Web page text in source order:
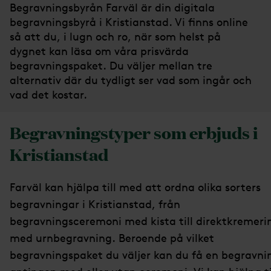
Begravningsbyrån Farväl är din digitala
begravningsbyrå i Kristianstad. Vi finns online
så att du, i lugn och ro, när som helst på
dygnet kan läsa om våra prisvärda
begravningspaket. Du väljer mellan tre
alternativ där du tydligt ser vad som ingår och
vad det kostar.
Begravningstyper som erbjuds i
Kristianstad
Farväl kan hjälpa till med att ordna olika sorters
begravningar i Kristianstad, från
begravningsceremoni med kista till
med urnbegravning. Beroende på vilket
begravningspaket du väljer kan du få en